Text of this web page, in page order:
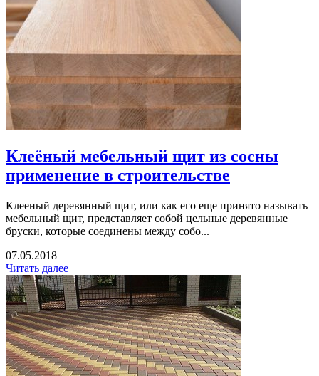
Клеёный мебельный щит из сосны
применение в строительстве
Клееный деревянный щит, или как его еще принято называть
мебельный щит, представляет собой цельные деревянные
бруски, которые соединены между собо...
07.05.2018
Читать далее